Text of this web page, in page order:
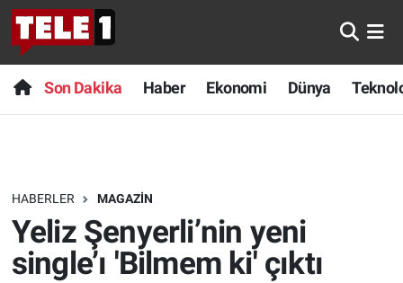
Son Dakika Haber Ekonomi Dünya
HABERLER MAGAZIN
Yeliz Şenyerli’nin yeni
single’ı 'Bilmem ki' çıktı
Anında Manşet
Başka Sohbetler
Bilim turu
Bilim ve Teknoloji Evreni
Son Dakika
Haber
Dünya
Teknoloji
Nöbetçi Eczaneler
Hava Durumu
Trafik Durumu
Süper Lig Puan Durumu ve Fikstür